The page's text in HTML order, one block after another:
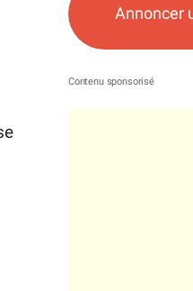
Annoncer